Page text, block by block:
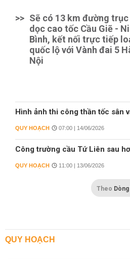
>> Sẽ có 13 km đường trục
dọc cao tốc Cầu Giẽ -
Bình, kết nối trực tiếp
quốc lộ với Vành đai 5
Nội
Hình ảnh thi công thần tốc sân
QUY HOẠCH 07:00 | 14/06/2026
Công trường cầu Tứ Liên sau
QUY HOẠCH 11:00 | 13/06/2026
Theo
QUY HOẠCH